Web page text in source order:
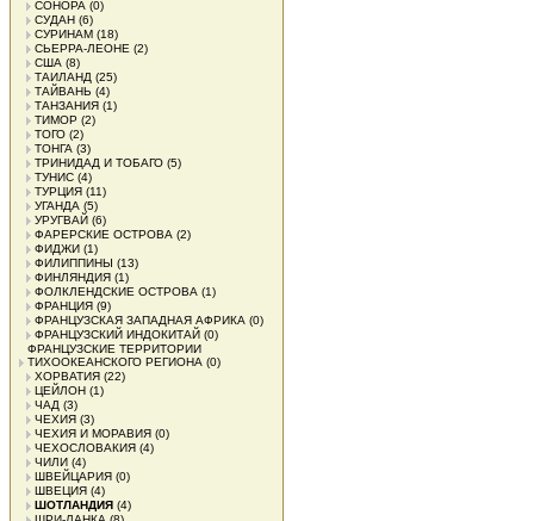
СОНОРА (0)
СУДАН (6)
СУРИНАМ (18)
СЬЕРРА-ЛЕОНЕ (2)
США (8)
ТАИЛАНД (25)
ТАЙВАНЬ (4)
ТАНЗАНИЯ (1)
ТИМОР (2)
ТОГО (2)
ТОНГА (3)
ТРИНИДАД И ТОБАГО (5)
ТУНИС (4)
ТУРЦИЯ (11)
УГАНДА (5)
УРУГВАЙ (6)
ФАРЕРСКИЕ ОСТРОВА (2)
ФИДЖИ (1)
ФИЛИППИНЫ (13)
ФИНЛЯНДИЯ (1)
ФОЛКЛЕНДСКИЕ ОСТРОВА (1)
ФРАНЦИЯ (9)
ФРАНЦУЗСКАЯ ЗАПАДНАЯ АФРИКА (0)
ФРАНЦУЗСКИЙ ИНДОКИТАЙ (0)
ФРАНЦУЗСКИЕ ТЕРРИТОРИИ
ТИХООКЕАНСКОГО РЕГИОНА (0)
ХОРВАТИЯ (22)
ЦЕЙЛОН (1)
ЧАД (3)
ЧЕХИЯ (3)
ЧЕХИЯ И МОРАВИЯ (0)
ЧЕХОСЛОВАКИЯ (4)
ЧИЛИ (4)
ШВЕЙЦАРИЯ (0)
ШВЕЦИЯ (4)
ШОТЛАНДИЯ (4)